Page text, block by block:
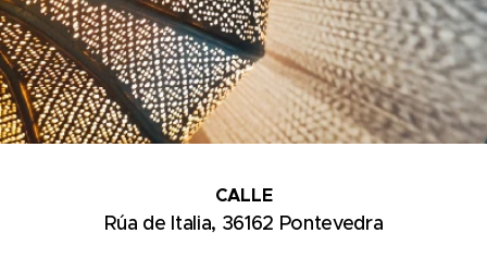
CALLE
Rúa de Italia, 36162 Pontevedra